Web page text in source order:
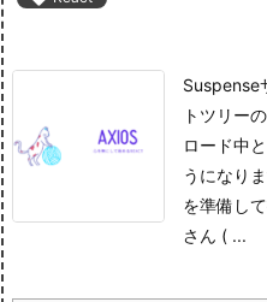
Suspense
トツリー
ロード中
うになりま
を準備し
さん ( ...